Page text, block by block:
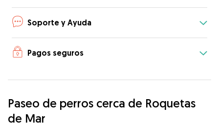
Soporte y Ayuda
Pagos seguros
Paseo de perros cerca de Roquetas
de Mar